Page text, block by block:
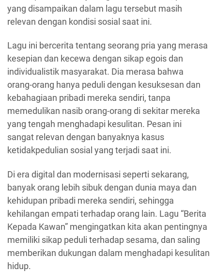
yang disampaikan dalam lagu tersebut masih
relevan dengan kondisi sosial saat ini.
Lagu ini bercerita tentang seorang pria yang merasa
kesepian dan kecewa dengan sikap egois dan
individualistik masyarakat. Dia merasa bahwa
orang-orang hanya peduli dengan kesuksesan dan
kebahagiaan pribadi mereka sendiri, tanpa
memedulikan nasib orang-orang di sekitar mereka
yang tengah menghadapi kesulitan. Pesan ini
sangat relevan dengan banyaknya kasus
ketidakpedulian sosial yang terjadi saat ini.
Di era digital dan modernisasi seperti sekarang,
banyak orang lebih sibuk dengan dunia maya dan
kehidupan pribadi mereka sendiri, sehingga
kehilangan empati terhadap orang lain. Lagu “Berita
Kepada Kawan” mengingatkan kita akan pentingnya
memiliki sikap peduli terhadap sesama, dan saling
memberikan dukungan dalam menghadapi kesulitan
hidup.